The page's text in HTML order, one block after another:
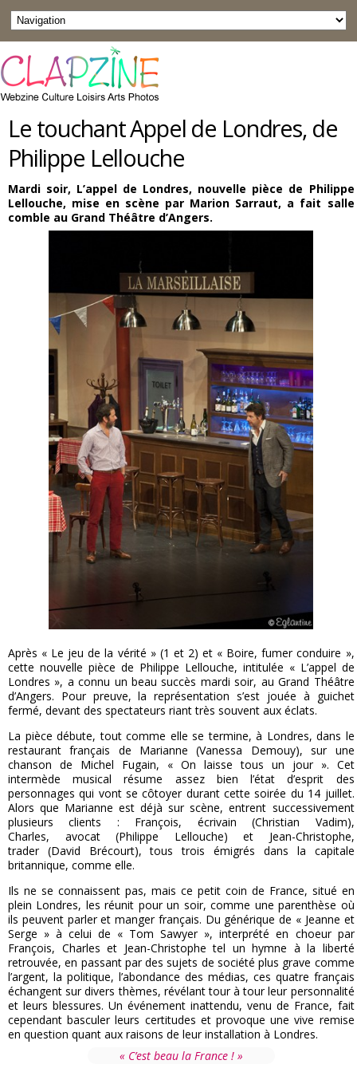
Le touchant Appel de Londres, de
Philippe Lellouche
Mardi soir, L’appel de Londres, nouvelle pièce de Philippe
Lellouche, mise en scène par Marion Sarraut, a fait salle
comble au Grand Théâtre d’Angers.
Après « Le jeu de la vérité » (1 et 2) et « Boire, fumer conduire »,
cette nouvelle pièce de Philippe Lellouche, intitulée « L’appel de
Londres », a connu un beau succès mardi soir, au Grand Théâtre
d’Angers. Pour preuve, la représentation s’est jouée à guichet
fermé, devant des spectateurs riant très souvent aux éclats.
La pièce débute, tout comme elle se termine, à Londres, dans le
restaurant français de Marianne (Vanessa Demouy), sur une
chanson de Michel Fugain, « On laisse tous un jour ». Cet
intermède musical résume assez bien l’état d’esprit des
personnages qui vont se côtoyer durant cette soirée du 14 juillet.
Alors que Marianne est déjà sur scène, entrent successivement
plusieurs clients : François, écrivain (Christian Vadim),
Charles, avocat (Philippe Lellouche) et Jean-Christophe,
trader (David Brécourt), tous trois émigrés dans la capitale
britannique, comme elle.
Ils ne se connaissent pas, mais ce petit coin de France, situé en
plein Londres, les réunit pour un soir, comme une parenthèse où
ils peuvent parler et manger français. Du générique de « Jeanne et
Serge » à celui de « Tom Sawyer », interprété en choeur par
François, Charles et Jean-Christophe tel un hymne à la liberté
retrouvée, en passant par des sujets de société plus grave comme
l’argent, la politique, l’abondance des médias, ces quatre français
échangent sur divers thèmes, révélant tour à tour leur personnalité
et leurs blessures. Un événement inattendu, venu de France, fait
cependant basculer leurs certitudes et provoque une vive remise
en question quant aux raisons de leur installation à Londres.
« C’est beau la France ! »